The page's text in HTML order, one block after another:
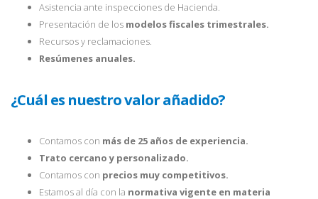
Asistencia ante inspecciones de Hacienda.
Presentación de los modelos fiscales trimestrales.
Recursos y reclamaciones.
Resúmenes anuales.
¿Cuál es nuestro valor añadido?
Contamos con más de 25 años de experiencia.
Trato cercano y personalizado.
Contamos con precios muy competitivos.
Estamos al día con la normativa vigente en materia